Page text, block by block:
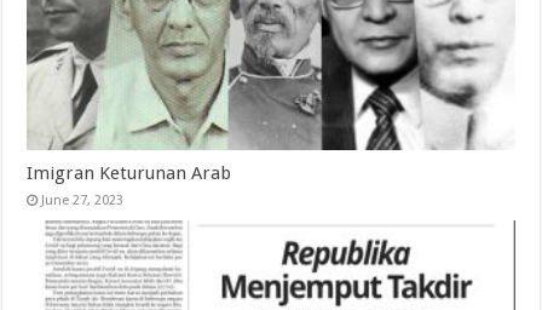
Imigran Keturunan Arab
June 27, 2023